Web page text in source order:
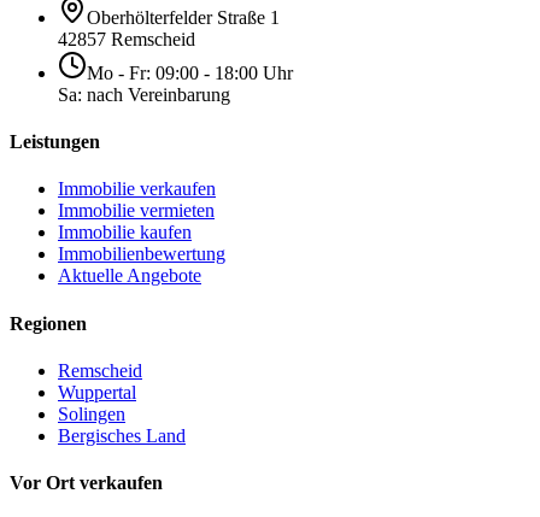
Oberhölterfelder Straße 1
42857 Remscheid
Mo - Fr: 09:00 - 18:00 Uhr
Sa: nach Vereinbarung
Leistungen
Immobilie verkaufen
Immobilie vermieten
Immobilie kaufen
Immobilienbewertung
Aktuelle Angebote
Regionen
Remscheid
Wuppertal
Solingen
Bergisches Land
Vor Ort verkaufen